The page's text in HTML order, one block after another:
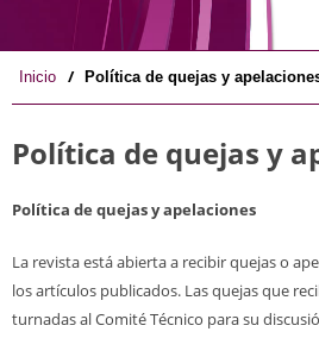
Inicio / Política de quejas y
Política de quejas y
Política de quejas y apelaciones
La revista está abierta a recibir quejas o
los artículos publicados. Las quejas que
turnadas al Comité Técnico para su